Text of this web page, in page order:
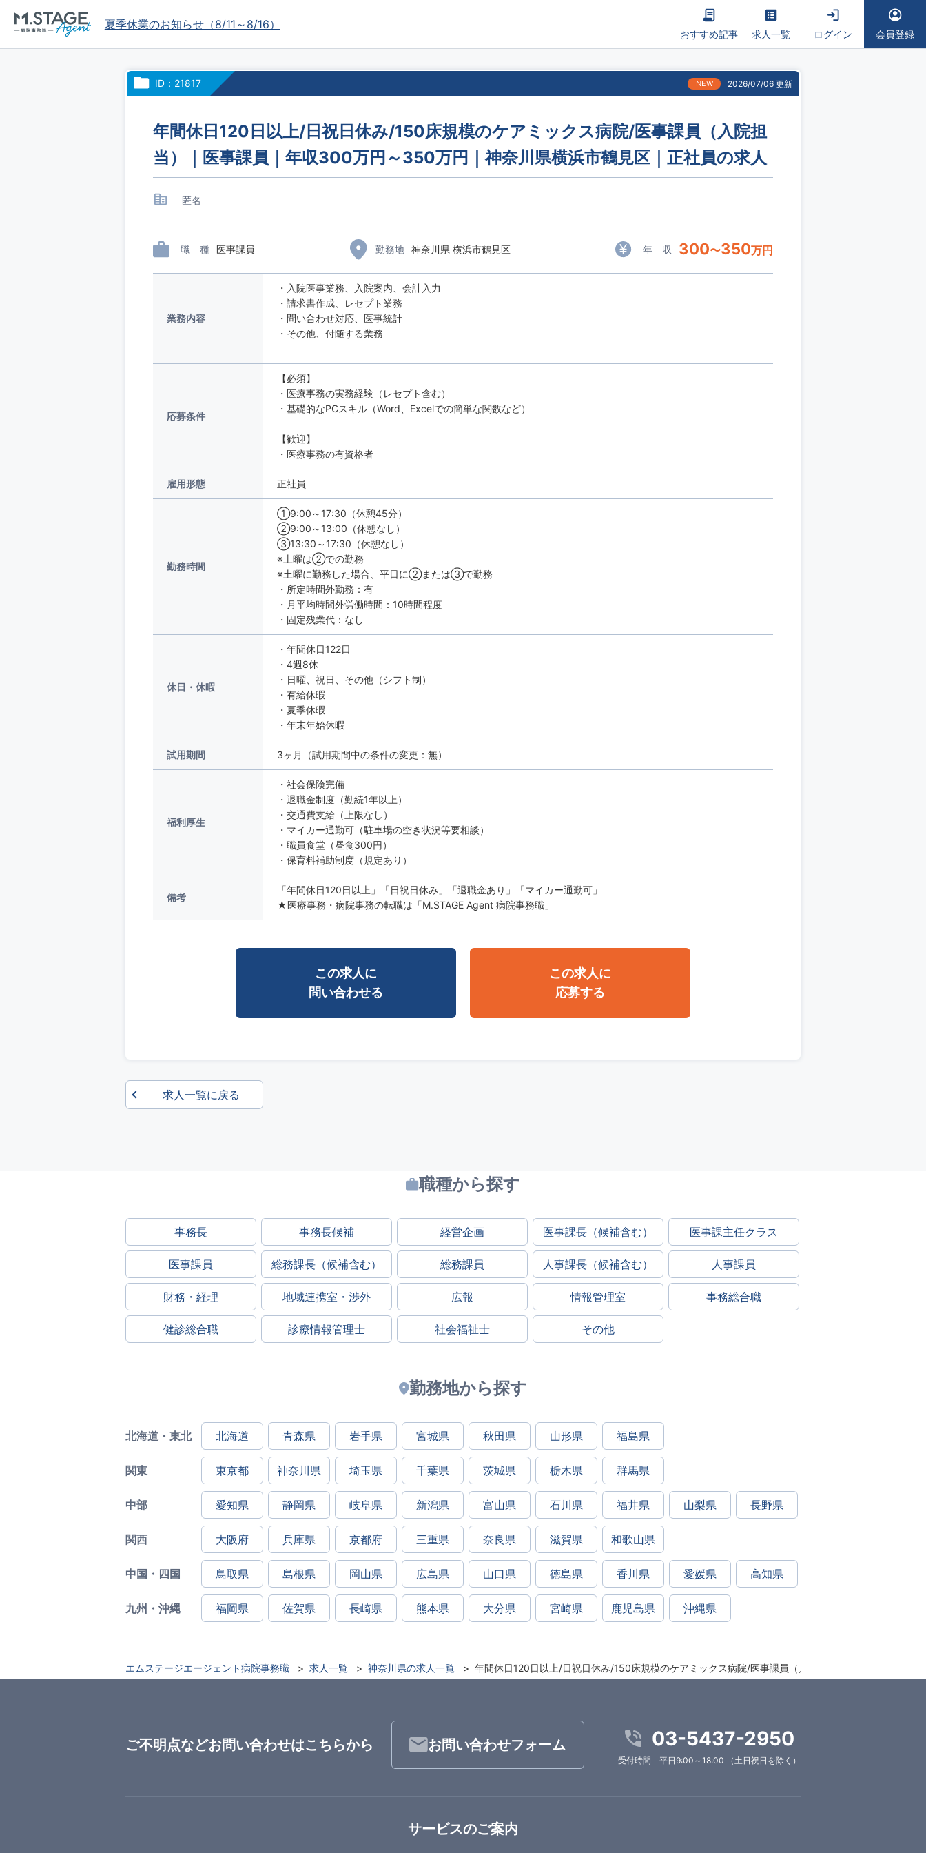
夏季休業のお知らせ（8/11～8/16）
おすすめ記事 求人一覧 ログイン 会員登録
ID：21817 NEW 2026/07/06 更新
年間休日120日以上/日祝日休み/150床規模のケアミックス病院/医事課員（入院担
当）｜医事課員｜年収300万円～350万円｜神奈川県横浜市鶴見区｜正社員の求人
匿名
職 種 医事課員 勤務地 神奈川県 横浜市鶴見区 年 収 300〜350万円
業務内容
・入院医事業務、入院案内、会計入力
・請求書作成、レセプト業務
・問い合わせ対応、医事統計
・その他、付随する業務
応募条件
【必須】
・医療事務の実務経験（レセプト含む）
・基礎的なPCスキル（Word、Excelでの簡単な関数など）
【歓迎】
・医療事務の有資格者
雇用形態 正社員
勤務時間
①9:00～17:30（休憩45分）
②9:00～13:00（休憩なし）
③13:30～17:30（休憩なし）
※土曜は②での勤務
※土曜に勤務した場合、平日に②または③で勤務
・所定時間外勤務：有
・月平均時間外労働時間：10時間程度
・固定残業代：なし
休日・休暇
・年間休日122日
・4週8休
・日曜、祝日、その他（シフト制）
・有給休暇
・夏季休暇
・年末年始休暇
試用期間 3ヶ月（試用期間中の条件の変更：無）
福利厚生
・社会保険完備
・退職金制度（勤続1年以上）
・交通費支給（上限なし）
・マイカー通勤可（駐車場の空き状況等要相談）
・職員食堂（昼食300円）
・保育料補助制度（規定あり）
備考
「年間休日120日以上」「日祝日休み」「退職金あり」「マイカー通勤可」
★医療事務・病院事務の転職は「M.STAGE Agent 病院事務職」
この求人に
問い合わせる
この求人に
応募する
求人一覧に戻る
職種から探す
事務長 事務長候補 経営企画 医事課長（候補含む） 医事課主任クラス
医事課員 総務課長（候補含む） 総務課員 人事課長（候補含む） 人事課員
財務・経理 地域連携室・渉外 広報 情報管理室 事務総合職
健診総合職 診療情報管理士 社会福祉士 その他
勤務地から探す
北海道・東北 北海道 青森県 岩手県 宮城県 秋田県 山形県 福島県
関東 東京都 神奈川県 埼玉県 千葉県 茨城県 栃木県 群馬県
中部 愛知県 静岡県 岐阜県 新潟県 富山県 石川県 福井県 山梨県 長野県
関西 大阪府 兵庫県 京都府 三重県 奈良県 滋賀県 和歌山県
中国・四国 鳥取県 島根県 岡山県 広島県 山口県 徳島県 香川県 愛媛県 高知県
九州・沖縄 福岡県 佐賀県 長崎県 熊本県 大分県 宮崎県 鹿児島県 沖縄県
エムステージエージェント病院事務職 求人一覧 神奈川県の求人一覧 年間休日120日以上/日祝日休み/150床規模のケアミックス病院/医事課員（入院担当）
ご不明点などお問い合わせはこちらから お問い合わせフォーム 03-5437-2950
受付時間 平日9:00～18:00 （土日祝日を除く）
サービスのご案内